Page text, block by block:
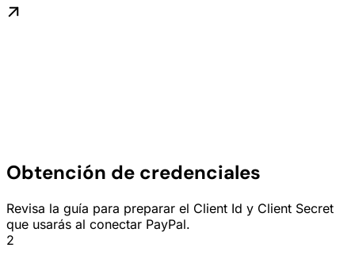
Obtención de credenciales
Revisa la guía para preparar el Client Id y Client Secret
que usarás al conectar PayPal.
2